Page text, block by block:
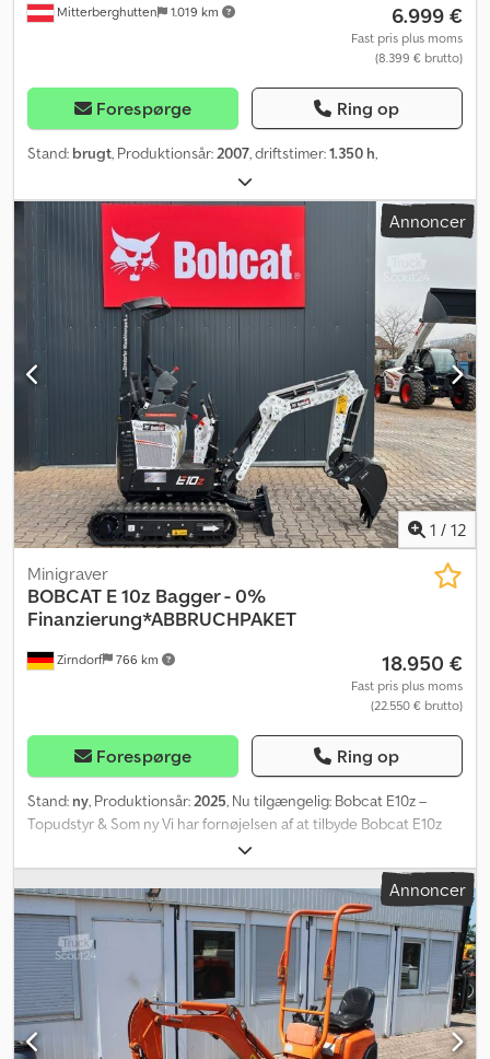
Mitterberghutten 1.019 km 6.999 €
Fast pris plus moms
(8.399 € brutto)
Forespørge Ring op
Stand: brugt, Produktionsår:2007, driftstimer:1.350 h,
Annoncer
1 / 12
Zirndorf 766 km
Minigraver
BOBCAT E 10z Bagger - 0%
Finanzierung*ABBRUCHPAKET
18.950 €
Fast pris plus moms
(22.550 € brutto)
Forespørge Ring op
Stand: ny, Produktionsår: 2025, Nu tilgængelig: Bobcat E10z –
Topudstyr & Som ny Vi har fornøjelsen af at tilbyde Bobcat E10z
med fremragende specialudstyr. Stand: Ny Tilgængelighed:
Omgående fra lager Hvorfor vælge Zirndorfer-Maschinenpark? *
Autoriseret forhandler for Bobcat & Montabert *
Familievirksomhed med over 45 års erfaring * Eget
specialværksted for dokumenteret kvalitet * Stort udvalg af nye
og brugte maskiner Finansiering, leasing eller leje med
forkøbsret? Intet problem – via vores partnerbanker finder vi den
rette løsning til dig. Vil du indbytte din brugte maskine? Vi tager
gerne din maskine i bytte til fair vilkår. Ekstraudstyr og tilbehør? Vi
tilbyder gerne yderligere monteringstilbehør og matching
Annoncer